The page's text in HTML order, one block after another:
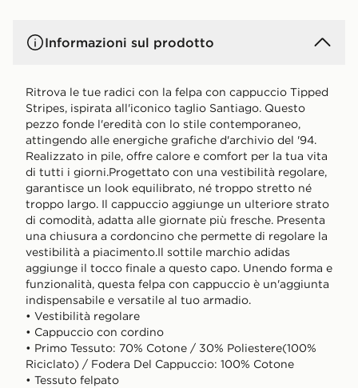
Informazioni sul prodotto
Ritrova le tue radici con la felpa con cappuccio Tipped
Stripes, ispirata all'iconico taglio Santiago. Questo
pezzo fonde l'eredità con lo stile contemporaneo,
attingendo alle energiche grafiche d'archivio del '94.
Realizzato in pile, offre calore e comfort per la tua vita
di tutti i giorni.Progettato con una vestibilità regolare,
garantisce un look equilibrato, né troppo stretto né
troppo largo. Il cappuccio aggiunge un ulteriore strato
di comodità, adatta alle giornate più fresche. Presenta
una chiusura a cordoncino che permette di regolare la
vestibilità a piacimento.Il sottile marchio adidas
aggiunge il tocco finale a questo capo. Unendo forma e
funzionalità, questa felpa con cappuccio è un'aggiunta
indispensabile e versatile al tuo armadio.
• Vestibilità regolare
• Cappuccio con cordino
• Primo Tessuto: 70% Cotone / 30% Poliestere(100%
Riciclato) / Fodera Del Cappuccio: 100% Cotone
• Tessuto felpato